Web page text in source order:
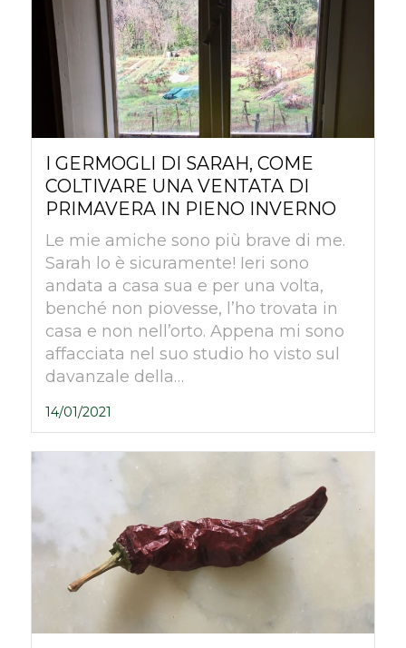
I GERMOGLI DI SARAH, COME
COLTIVARE UNA VENTATA DI
PRIMAVERA IN PIENO INVERNO
Le mie amiche sono più brave di me.
Sarah lo è sicuramente! Ieri sono
andata a casa sua e per una volta,
benché non piovesse, l’ho trovata in
casa e non nell’orto. Appena mi sono
affacciata nel suo studio ho visto sul
davanzale della…
14/01/2021